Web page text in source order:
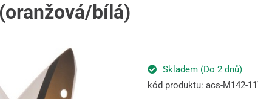
bílá)
Skladem (Do 2 dnů)
kód produktu: acs-M142-